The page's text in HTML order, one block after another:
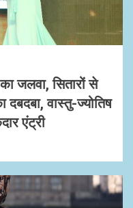
जलवा, सितारों से
वास्तु-ज्योतिष
एंट्री